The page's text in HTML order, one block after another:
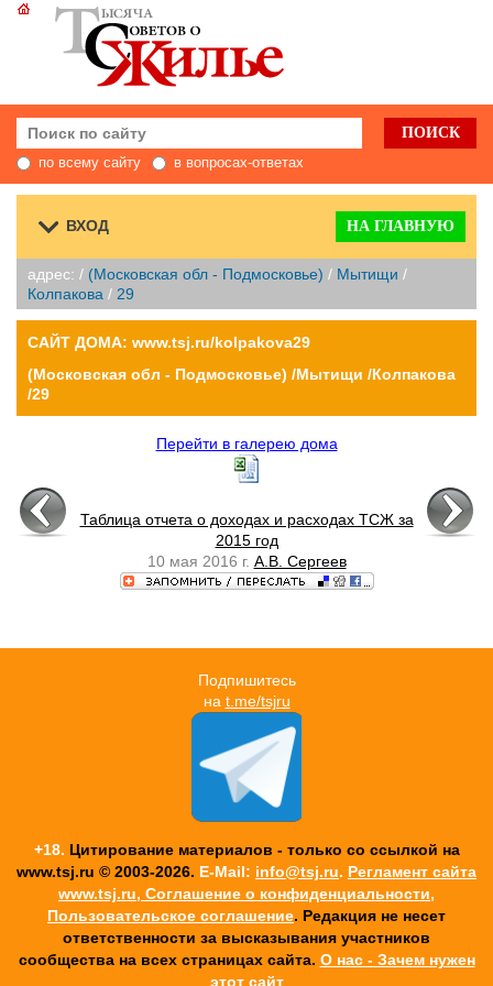
по всему сайту в вопросах-ответах
ВХОД НА ГЛАВНУЮ
адрес: / (Московская обл - Подмосковье) / Мытищи /
Колпакова / 29
САЙТ ДОМА: www.tsj.ru/kolpakova29
(Московская обл - Подмосковье) /Мытищи /Колпакова
/29
Перейти в галерею дома
Таблица отчета о доходах и расходах ТСЖ за
2015 год
10 мая 2016 г. А.В. Сергеев
Подпишитесь
на t.me/tsjru
+18. Цитирование материалов - только со ссылкой на
www.tsj.ru © 2003-2026. E-Mail: info@tsj.ru. Регламент сайта
www.tsj.ru, Соглашение о конфиденциальности,
Пользовательское соглашение. Редакция не несет
ответственности за высказывания участников
cообщества на всех страницах сайта. О нас - Зачем нужен
этот сайт